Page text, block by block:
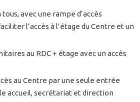
avec une rampe d’accès
l’accès à l’étage du Centre et un
au RDC + étage avec un accès
au Centre par une seule entrée
accueil, secrétariat et direction